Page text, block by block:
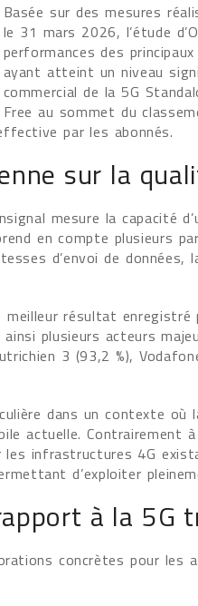
Basée sur des mesures
le 31 mars 2026, l’étude
performances des
ayant atteint un niveau
commercial de la 5G
Free au sommet du
par les abonnés.
sur la
mesure la capacité
en compte plusieurs
d’envoi de données,
résultat enregistré
plusieurs acteurs
3 (93,2 %),
dans un contexte où
actuelle. Contrairement
infrastructures 4G
d’exploiter
à la 5G
concrètes pour les